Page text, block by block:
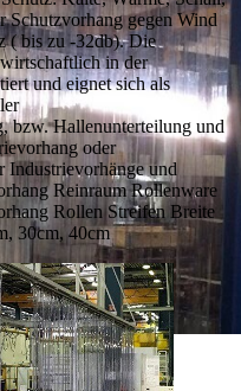
gegen Wind
( bis zu -32db). Die
in der
und eignet sich als
bzw. Hallenunterteilung und
oder
Industrievorhänge und
Reinraum Rollenware
Rollen Streifen Breite
30cm, 40cm